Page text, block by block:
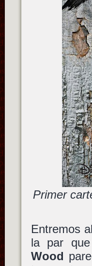
Primer
Entremos
la par
Wood